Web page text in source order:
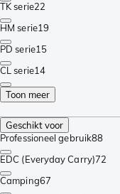
TK serie22
HM serie19
PD serie15
CL serie14
Toon meer
Geschikt voor
Professioneel gebruik88
EDC (Everyday Carry)72
Camping67